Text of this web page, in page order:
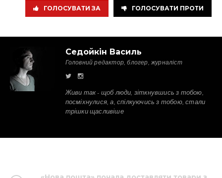
ГОЛОСУВАТИ ЗА ГОЛОСУВАТИ ПРОТИ
Седойкін Василь
Головний редактор, блогер, журналіст
Живи так - щоб люди, зіткнувшись з тобою,
посміхнулися, а, спілкуючись з тобою, стали
трішки щасливіше